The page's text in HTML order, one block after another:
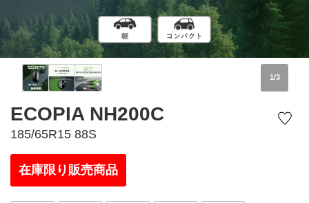
1/3
ECOPIA NH200C
185/65R15 88S
在庫限り販売商品